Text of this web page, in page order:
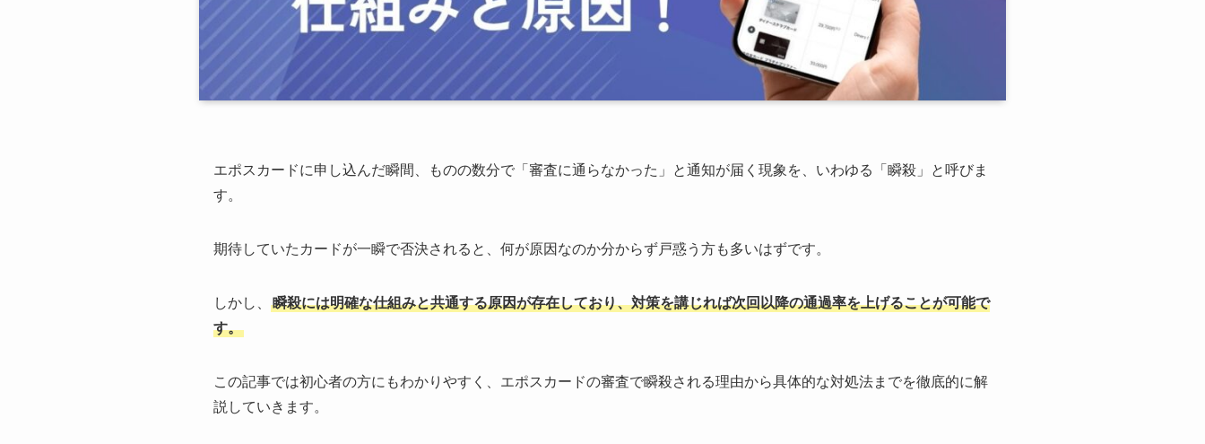
エポスカードに申し込んだ瞬間、ものの数分で「審査に通らなかった」と通知が届く現象を、いわゆる「瞬殺」と呼びま
す。
期待していたカードが一瞬で否決されると、何が原因なのか分からず戸惑う方も多いはずです。
しかし、
瞬殺には明確な仕組みと共通する原因が存在しており、対策を講じれば次回以降の通過率を上げることが可能で
す。
この記事では初心者の方にもわかりやすく、エポスカードの審査で瞬殺される理由から具体的な対処法までを徹底的に解
説していきます。